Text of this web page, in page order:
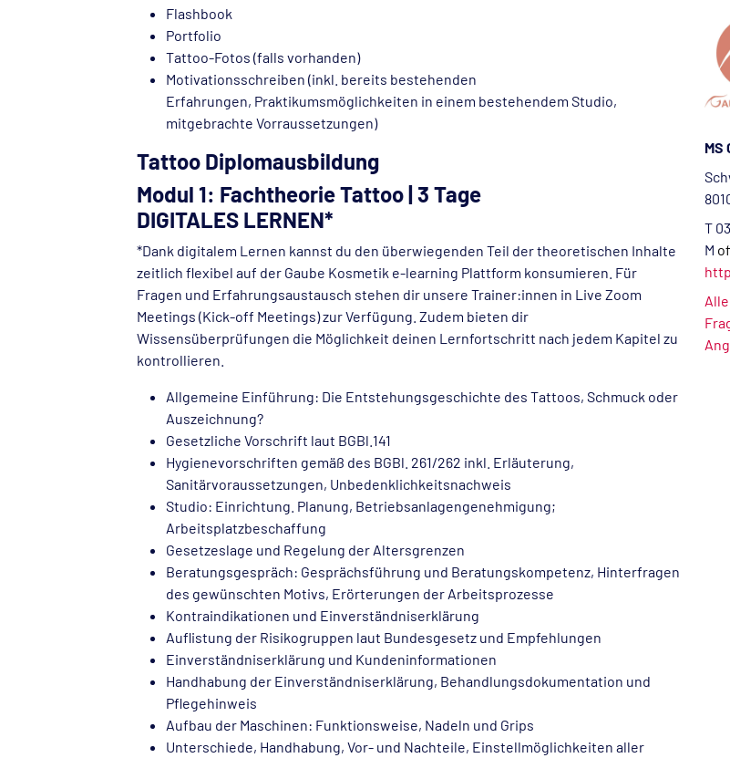
MS
T
M
Flashbook
Portfolio
Tattoo-Fotos (falls vorhanden)
Motivationsschreiben (inkl. bereits bestehenden
Erfahrungen, Praktikumsmöglichkeiten in einem bestehendem Studio,
mitgebrachte Vorraussetzungen)
Tattoo Diplomausbildung
Modul 1: Fachtheorie Tattoo | 3 Tage
DIGITALES LERNEN*
*Dank digitalem Lernen kannst du den überwiegenden Teil der theoretischen Inhalte
zeitlich flexibel auf der Gaube Kosmetik e-learning Plattform konsumieren. Für
Fragen und Erfahrungsaustausch stehen dir unsere Trainer:innen in Live Zoom
Meetings (Kick-off Meetings) zur Verfügung. Zudem bieten dir
Wissensüberprüfungen die Möglichkeit deinen Lernfortschritt nach jedem Kapitel zu
kontrollieren.
Allgemeine Einführung: Die Entstehungsgeschichte des Tattoos, Schmuck oder
Auszeichnung?
Gesetzliche Vorschrift laut BGBl.141
Hygienevorschriften gemäß des BGBl. 261/262 inkl. Erläuterung,
Sanitärvoraussetzungen, Unbedenklichkeitsnachweis
Studio: Einrichtung. Planung, Betriebsanlagengenehmigung;
Arbeitsplatzbeschaffung
Gesetzeslage und Regelung der Altersgrenzen
Beratungsgespräch: Gesprächsführung und Beratungskompetenz, Hinterfragen
des gewünschten Motivs, Erörterungen der Arbeitsprozesse
Kontraindikationen und Einverständniserklärung
Auflistung der Risikogruppen laut Bundesgesetz und Empfehlungen
Einverständniserklärung und Kundeninformationen
Handhabung der Einverständniserklärung, Behandlungsdokumentation und
Pflegehinweis
Aufbau der Maschinen: Funktionsweise, Nadeln und Grips
Unterschiede, Handhabung, Vor- und Nachteile, Einstellmöglichkeiten aller